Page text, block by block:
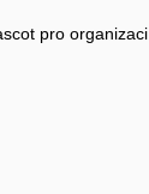
pro organizaci